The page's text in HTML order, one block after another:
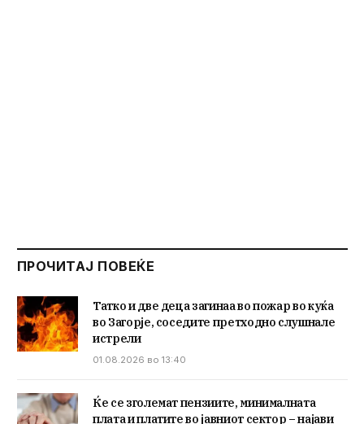
ПРОЧИТАЈ ПОВЕЌЕ
Татко и две деца загинаа во пожар во куќа
во Загорје, соседите претходно слушнале
истрели
01.08.2026 во 13:40
Ќе се зголемат пензиите, минималната
плата и платите во јавниот сектор – најави